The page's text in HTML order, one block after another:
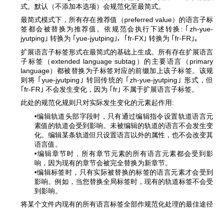
式。默认（不添加本选项）会规范化至最简式。
最简式模式下，所有存在推荐值（preferred value）的语言子标
签都会被替换为推荐值。依规范会执行下述转换: ｢zh-yue-
jyutping｣ 转换为 ｢yue-jyutping｣，｢fr-FX｣ 转换为 ｢fr-FR｣。
扩展语言子标签形式在最简式的基础上生成。所有存在扩展语言
子标签（extended language subtag）的主要语言（primary
language）都被替换为子标签对应的前缀加上该子标签。该规
则将 ｢yue-jyutping｣ 转回传统的 ｢zh-yue-jyutping｣ 形式，但
｢fr-FR｣ 不会发生变化，因为 ｢fr｣ 不属于扩展语言子标签。
此处的规范化规则只对实际发生变化的元素起作用:
•编辑轨道头部字段时，只有通过编辑指令设置轨道语言元
素值的轨道会受到影响。未被编辑的轨道的语言不会发生变
化。编辑某条轨道但只设置语言以外的属性，也不会改变其
语言值。
•编辑章节时，所有章节元素的所有语言元素都会受到影
响，因为现有的章节会被完全替换为新章节。
•编辑标签时，只有实际被替换的标签的语言元素才会受到
影响。例如，当您替换全局标签时，现有的轨道标签不会受
到影响。
将某个文件内现有的所有语言标签全部作规范化处理的最佳途径